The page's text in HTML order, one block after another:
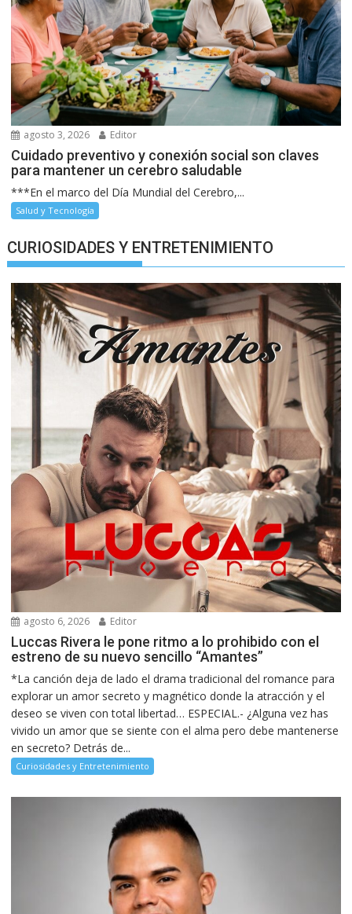
agosto 3, 2026 Editor
Cuidado preventivo y conexión social son claves
para mantener un cerebro saludable
***En el marco del Día Mundial del Cerebro,...
Salud y Tecnología
CURIOSIDADES Y ENTRETENIMIENTO
agosto 6, 2026 Editor
Luccas Rivera le pone ritmo a lo prohibido con el
estreno de su nuevo sencillo “Amantes”
*La canción deja de lado el drama tradicional del romance para
explorar un amor secreto y magnético donde la atracción y el
deseo se viven con total libertad… ESPECIAL.- ¿Alguna vez has
vivido un amor que se siente con el alma pero debe mantenerse
en secreto? Detrás de...
Curiosidades y Entretenimiento